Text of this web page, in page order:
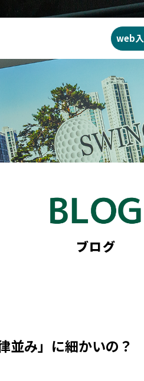
web
ブログ
並み」に細かいの？